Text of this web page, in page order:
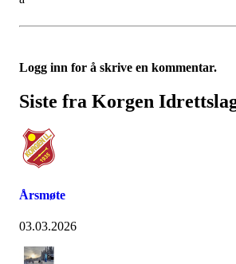
Logg inn for å skrive en kommentar.
Siste fra Korgen
Årsmøte
03.03.2026